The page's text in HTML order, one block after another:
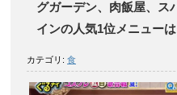
グガーデン、肉飯屋、ス
インの人気1位メニュー
カテゴリ: 食